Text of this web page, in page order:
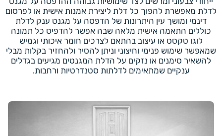
לדלת מאפשרת להפוך כל דלת ליצירת אמנות אישית או לפרסום
דינמי ומושך עין היתרונות של הדפסה על מגנט ענק לדלת
כוללים התאמה אישית מלאה שבה אפשר להדפיס כל תמונה
לוגו טקסט או עיצוב בהתאם לצרכים חומר איכותי וגמיש
שמאפשר שימוש פנימי וחיצוני וניתן להסיר ולהחזיר בקלות מבלי
להשאיר סימנים או נזקים על הדלת המגנטים מגיעים בגדלים
ענקיים שמתאימים לדלתות סטנדרטיות ורחבות.